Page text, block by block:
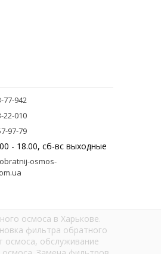
77-942
22-010
97-79
- 18.00, сб-вс выходные
osmos-
осмоса в Харькове.
фильтра обратного
осмоса, обслуживание